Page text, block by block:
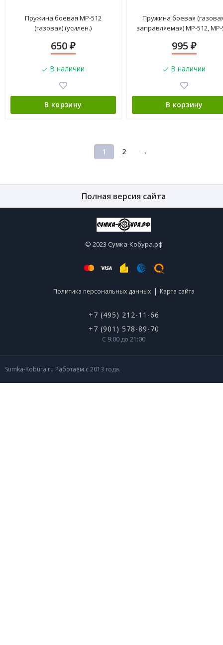
Пружина боевая МР-512
(газовая) (усилен.)
650 ₽
В наличии
В корзину
Пружина боевая
заправляемая) МР-512, МР-
995₽
В наличии
В корзину
1 2 →
Полная версия сайта
© 2023 Сумка-Кобура.рф
Политика персональных данных | Карта сайта
+7 (495) 212-11-66
+7 (901) 578-89-70
С 9:00 до 21:00
Sumka-Kobura.ru Работаем с 2013 года.